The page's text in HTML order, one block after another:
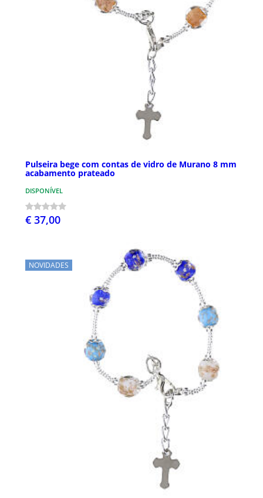
Pulseira bege com contas de vidro de Murano 8 mm
acabamento prateado
DISPONÍVEL
€ 37,00
NOVIDADES